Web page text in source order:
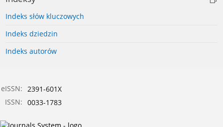
Indeks słów kluczowych
Indeks dziedzin
Indeks autorów
eISSN: 2391-601X
ISSN: 0033-1783